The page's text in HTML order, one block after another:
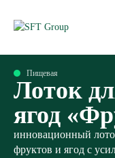
Пищевая
Лоток
ягод
инновационный
фруктов и ягод с